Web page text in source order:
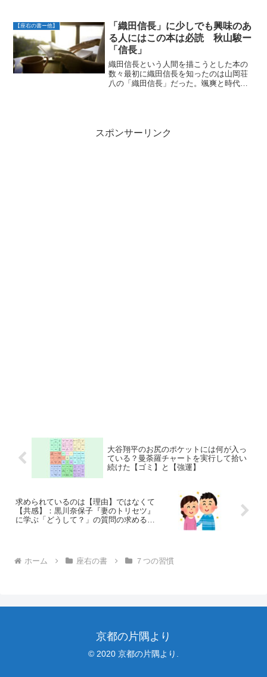
「人間の行動原則の正し手を宗教に求め
たユダヤ人、哲学に求めたギ...
【座右の書ー他】
「織田信長」に少しでも興味のあ
る人にはこの本は必読 秋山駿ー
「信長」
織田信長という人間を描こうとした本の
数々最初に織田信長を知ったのは山岡荘
八の「織田信長」だった。颯爽と時代を
スポンサーリンク
大谷翔平のお尻のポケットには何が入っ
ている？曼荼羅チャートを実行して拾い
続けた【ゴミ】と【強運】
求められているのは【理由】ではなくて
【共感】：黒川奈保子『妻のトリセツ』
に学ぶ「どうして？」の質問の求めるも
ホーム 座右の書 ７つの習慣
京都の片隅より
© 2020 京都の片隅より.